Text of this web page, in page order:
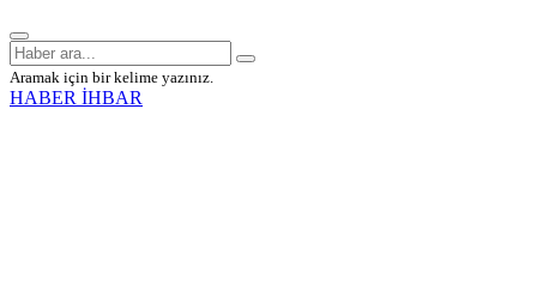
Aramak için bir kelime yazınız.
HABER İHBAR